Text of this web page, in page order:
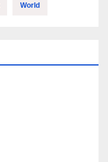
World